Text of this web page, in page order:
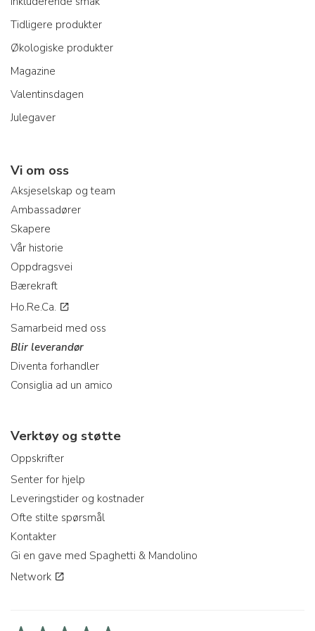
Tidligere produkter
Økologiske produkter
Magazine
Valentinsdagen
Julegaver
Vi om oss
Aksjeselskap og team
Ambassadører
Skapere
Vår historie
Oppdragsvei
Bærekraft
Ho.Re.Ca.
Samarbeid med oss
Blir leverandør
Diventa forhandler
Consiglia ad un amico
Verktøy og støtte
Oppskrifter
Senter for hjelp
Leveringstider og kostnader
Ofte stilte spørsmål
Kontakter
Gi en gave med Spaghetti & Mandolino
Network